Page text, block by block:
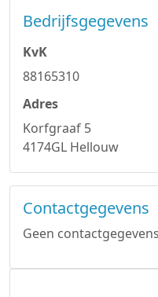
Bedrijfsgegevens
KvK
88165310
Adres
Korfgraaf 5
4174GL Hellouw
Contactgegevens
Geen